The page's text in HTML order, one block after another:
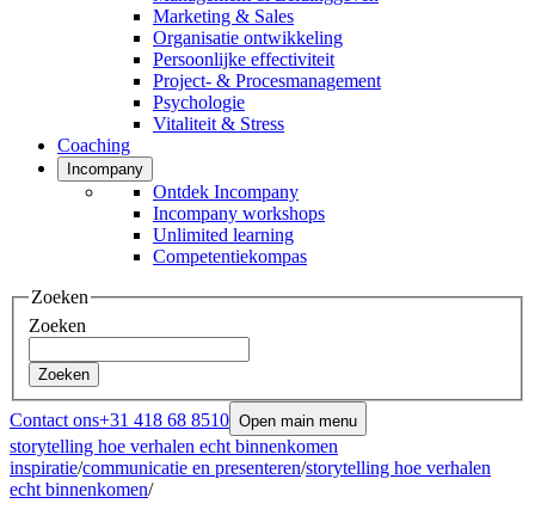
Marketing & Sales
Organisatie ontwikkeling
Persoonlijke effectiviteit
Project- & Procesmanagement
Psychologie
Vitaliteit & Stress
Coaching
Incompany
Ontdek Incompany
Incompany workshops
Unlimited learning
Competentiekompas
Zoeken
Zoeken
Zoeken
Contact ons+31 418 68 8510 Open main menu
storytelling hoe verhalen echt binnenkomen
inspiratie/communicatie en presenteren/storytelling hoe verhalen
echt binnenkomen/